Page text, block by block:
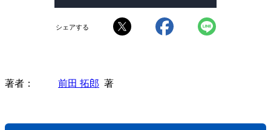
シェアする
著者 前田 拓郎 著